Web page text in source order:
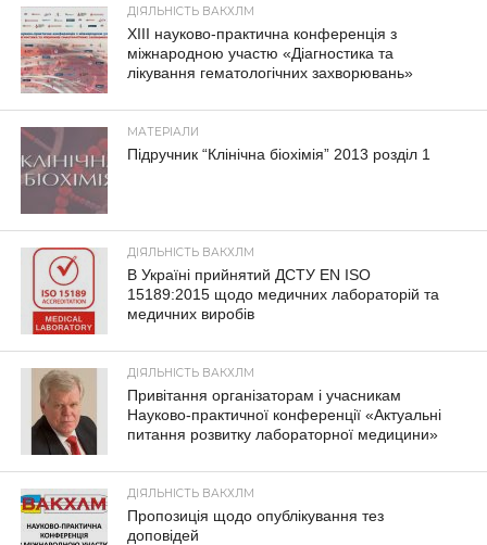
ДІЯЛЬНІСТЬ ВАКХЛМ
XIII науково-практична конференція з
міжнародною участю «Діагностика та
лікування гематологічних захворювань»
МАТЕРІАЛИ
Підручник “Клінічна біохімія” 2013 розділ 1
ДІЯЛЬНІСТЬ ВАКХЛМ
В Україні прийнятий ДСТУ EN ISO
15189:2015 щодо медичних лабораторій та
медичних виробів
ДІЯЛЬНІСТЬ ВАКХЛМ
Привітання організаторам і учасникам
Науково-практичної конференції «Актуальні
питання розвитку лабораторної медицини»
ДІЯЛЬНІСТЬ ВАКХЛМ
Пропозиція щодо опублікування тез
доповідей